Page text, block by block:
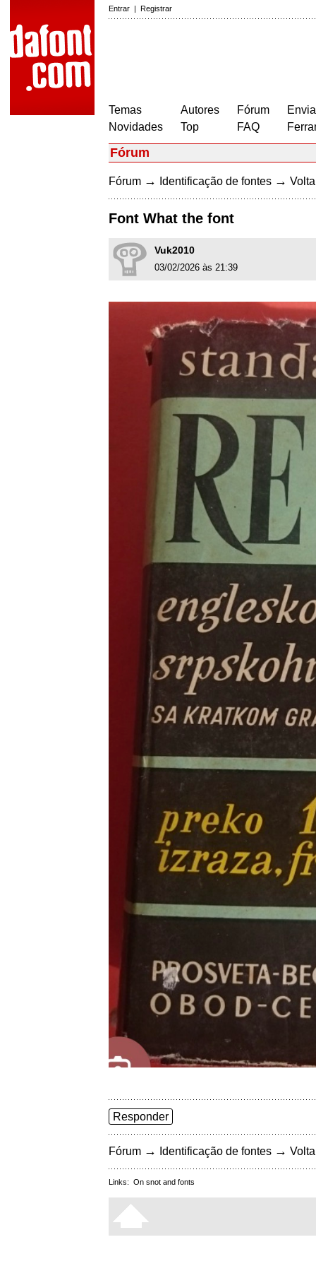
Entrar | Registrar
Temas
Novidades
Autores
Top
Fórum
FAQ
Fórum
Fórum → Identificação de fontes →
Font What the font
Vuk2010
03/02/2026 às 21:39
Responder
Fórum → Identificação de fontes →
Links: On snot and fonts